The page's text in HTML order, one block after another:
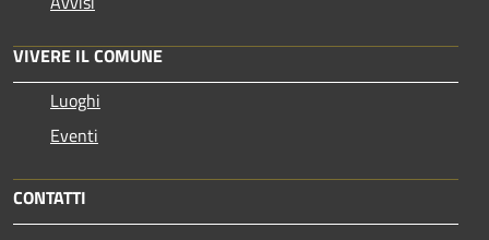
VIVERE IL COMUNE
Luoghi
Eventi
CONTATTI